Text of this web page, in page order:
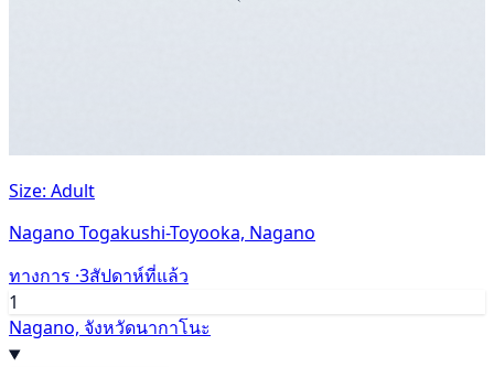
Size: Adult
Nagano Togakushi-Toyooka, Nagano
ทางการ ·3สัปดาห์ที่แล้ว
1
Nagano, จังหวัดนากาโนะ